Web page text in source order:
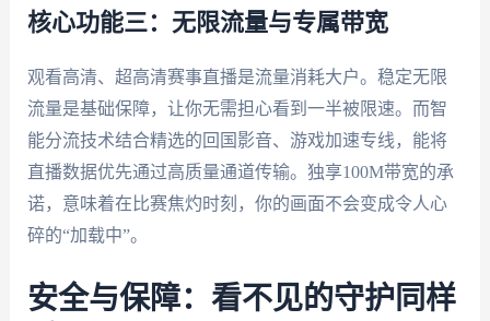
核心功能三：无限流量与专属带宽
观看高清、超高清赛事直播是流量消耗大户。稳定无限
流量是基础保障，让你无需担心看到一半被限速。而智
能分流技术结合精选的回国影音、游戏加速专线，能将
直播数据优先通过高质量通道传输。独享100M带宽的承
诺，意味着在比赛焦灼时刻，你的画面不会变成令人心
碎的“加载中”。
安全与保障：看不见的守护同样